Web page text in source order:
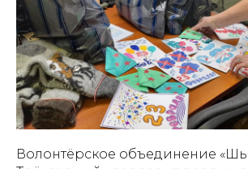
Волонтёрское объединение